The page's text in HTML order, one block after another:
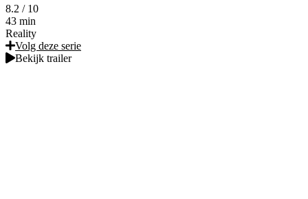
8.2 / 10
43 min
Reality
Volg deze serie
Bekijk trailer